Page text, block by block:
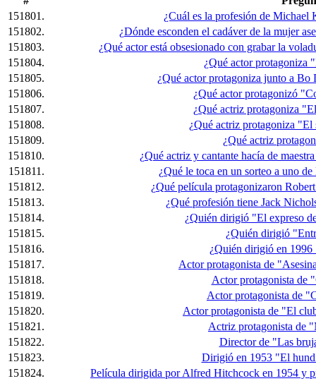
151801.
¿Cuál es la profesión de
151802.
¿Dónde esconden el cadáver de la mujer
151803.
¿Qué actor está obsesionado con grabar la
151804.
¿Qué actor protagoniza
151805.
¿Qué actor protagoniza junto a
151806.
¿Qué actor protagonizó
151807.
¿Qué actriz protagoniza
151808.
¿Qué actriz protagoniza "El
151809.
¿Qué actriz
151810.
¿Qué actriz y cantante hacía de
151811.
¿Qué le toca en un sorteo a uno
151812.
¿Qué película protagonizaron
151813.
¿Qué profesión tiene Jack
151814.
¿Quién dirigió "El expreso
151815.
¿Quién dirigió
151816.
¿Quién dirigió en 1996
151817.
Actor protagonista de
151818.
Actor protagonista de
151819.
Actor protagonista de
151820.
Actor protagonista de "El
151821.
Actriz protagonista de
151822.
Director de "Las
151823.
Dirigió en 1953 "El
151824.
Película dirigida por Alfred Hitchcock en 1954 y